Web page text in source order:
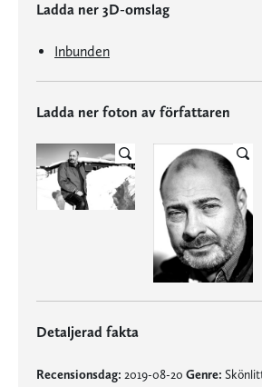
Ladda ner 3D-omslag
Inbunden
Ladda ner foton av författaren
Detaljerad fakta
Recensionsdag: 2019-08-20 Genre: